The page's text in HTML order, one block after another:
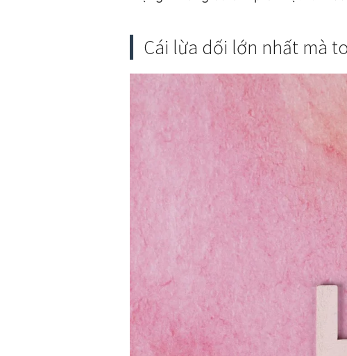
Cái lừa dối lớn nhất mà